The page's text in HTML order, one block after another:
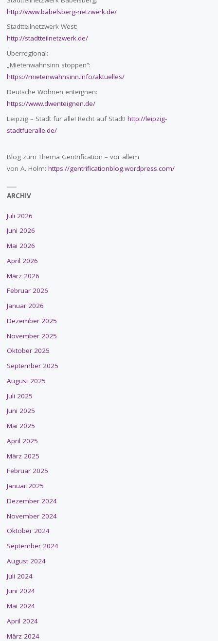
http://www.babelsberg-netzwerk.de/
Stadtteilnetzwerk West:
http://stadtteilnetzwerk.de/
Überregional:
„Mietenwahnsinn stoppen“:
https://mietenwahnsinn.info/aktuelles/
Deutsche Wohnen enteignen:
https://www.dwenteignen.de/
Leipzig – Stadt für alle! Recht auf Stadt! http://leipzig-
stadtfueralle.de/
Blog zum Thema Gentrification – vor allem
von A. Holm: https://gentrificationblog.wordpress.com/
ARCHIV
Juli 2026
Juni 2026
Mai 2026
April 2026
März 2026
Februar 2026
Januar 2026
Dezember 2025
November 2025
Oktober 2025
September 2025
August 2025
Juli 2025
Juni 2025
Mai 2025
April 2025
März 2025
Februar 2025
Januar 2025
Dezember 2024
November 2024
Oktober 2024
September 2024
August 2024
Juli 2024
Juni 2024
Mai 2024
April 2024
März 2024